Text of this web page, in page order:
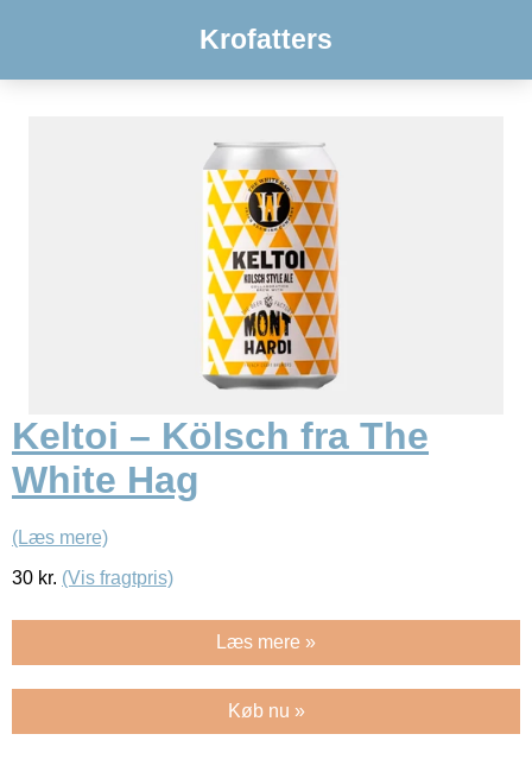
Krofatters
Keltoi – Kölsch fra The
White Hag
(Læs mere)
30 kr. (Vis fragtpris)
Læs mere »
Køb nu »